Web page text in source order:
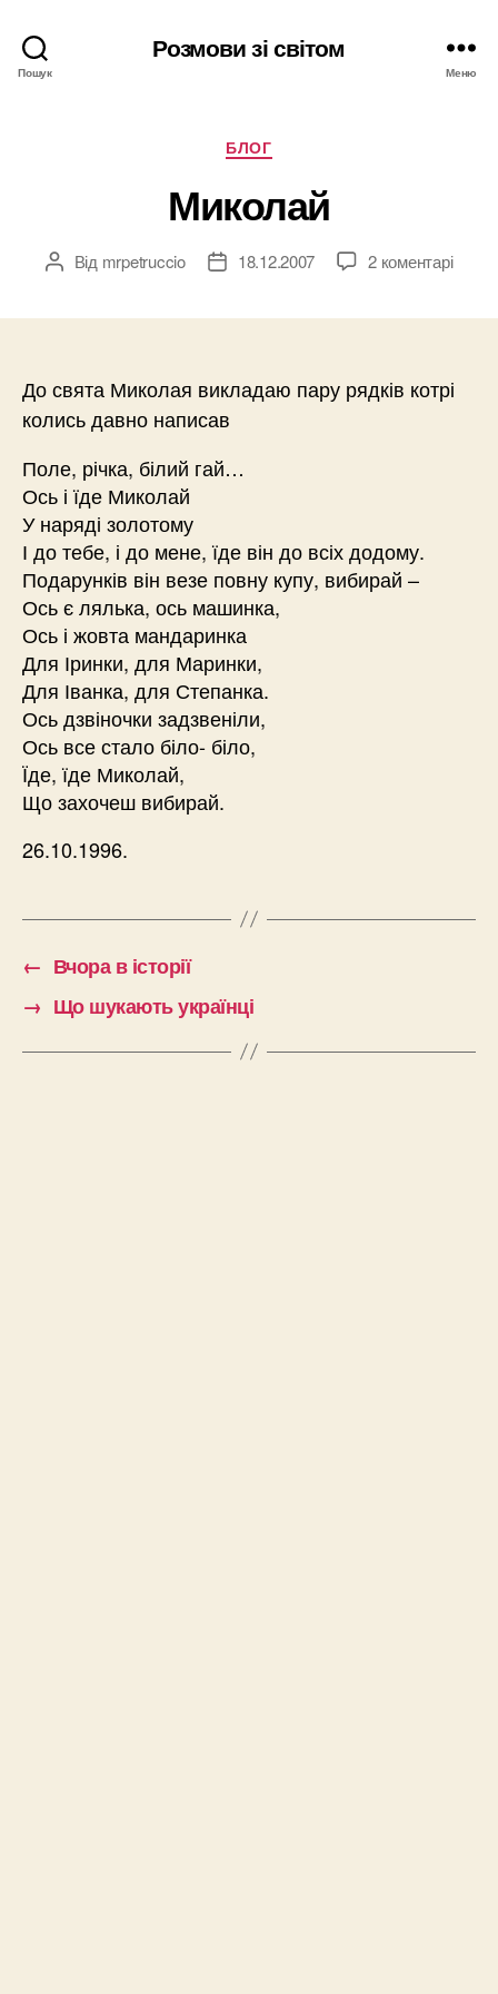
Пошук
Розмови зі світом
Меню
Категорії
БЛОГ
Миколай
Автор
Від mrpetruccio
Дата18.12.2007 2 коментарі
До свята Миколая викладаю пару рядків котрі
колись давно написав
Поле, річка, білий гай…
Ось і їде Миколай
У наряді золотому
І до тебе, і до мене, їде він до всіх додому.
Подарунків він везе повну купу, вибирай –
Ось є лялька, ось машинка,
Ось і жовта мандаринка
Для Іринки, для Маринки,
Для Іванка, для Степанка.
Ось дзвіночки задзвеніли,
Ось все стало біло- біло,
Їде, їде Миколай,
Що захочеш вибирай.
26.10.1996.
← Вчора в історії
→ Що шукають українці